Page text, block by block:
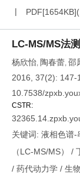
PDF[1654KB](
LC-MS/MS法
杨欣怡, 陶春蕾, 邵
2016, 37(2): 147-
10.7538/
CSTR:
关键词: 液相色谱-
（LC-MS/MS）
/
/ 药代动力学 / 生